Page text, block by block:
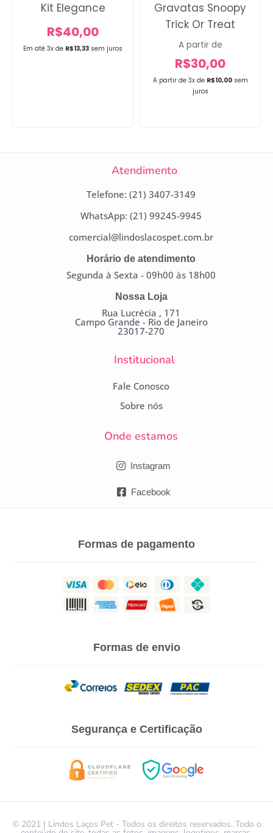
Em até 3x de R$13,33 sem juros
Kit Elegance
R$40,00
A partir de 3x de R$10,00 sem
juros
Gravatas Snoopy
Trick Or Treat
A partir de
R$30,00
Atendimento
Telefone: (21) 3407-3149
WhatsApp: (21) 99245-9945
comercial@lindoslacospet.com.br
Horário de atendimento
Segunda à Sexta - 09h00 às 18h00
Nossa Loja
Rua Lucrécia , 171
Campo Grande - Rio de Janeiro
23017-270
Institucional
Fale Conosco
Sobre nós
Onde estamos
Instagram
Facebook
Formas de pagamento
Formas de envio
Segurança e Certificação
© 2021 | Lindos Laços Pet - Todos os direitos reservados. Todo o